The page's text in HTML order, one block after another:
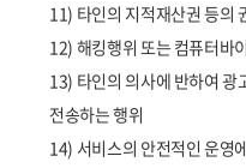
11) 타인의 지적재산권 등의
12) 해킹행위 또는 컴퓨터바
13) 타인의 의사에 반하여 광
전송하는 행위
14) 서비스의 안전적인 운영